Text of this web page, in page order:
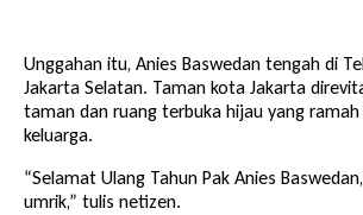
Unggahan itu, Anies Baswedan tengah di
Jakarta Selatan. Taman kota Jakarta
taman dan ruang terbuka hijau yang
keluarga.
“Selamat Ulang Tahun Pak Anies
umrik,” tulis netizen.